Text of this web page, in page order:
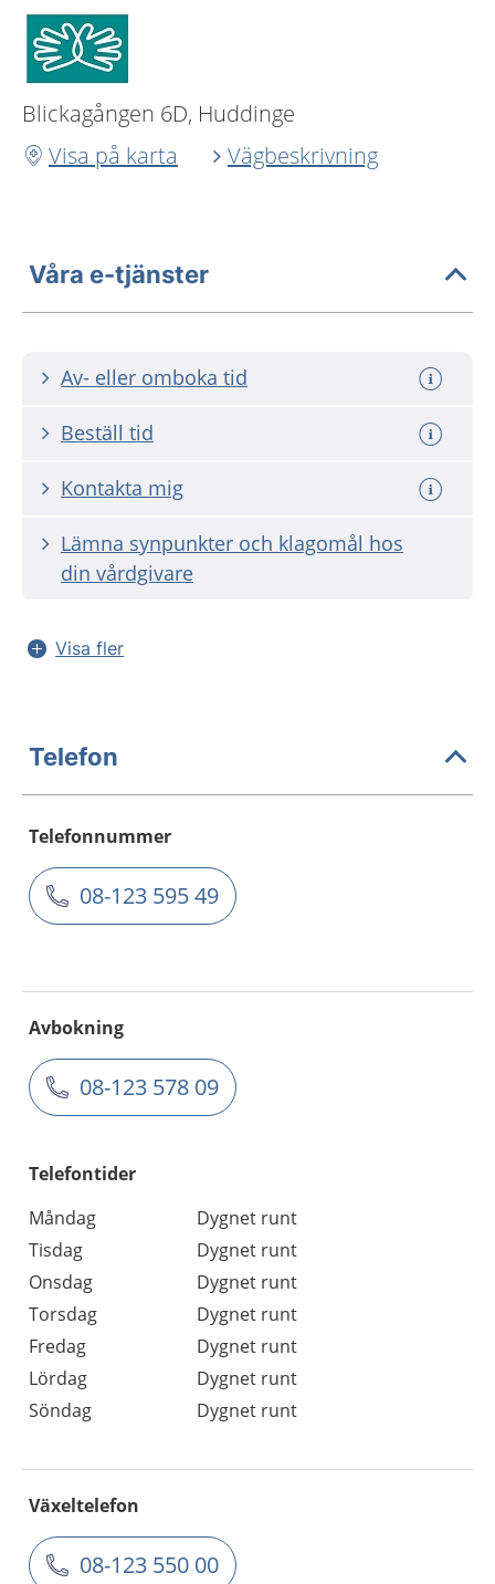
Blickagången 6D, Huddinge
Visa på karta
Vägbeskrivning
Våra e-tjänster
Av- eller omboka tid
Beställ tid
Kontakta mig
Lämna synpunkter och klagomål hos
din vårdgivare
Visa fler
Telefon
Telefonnummer
08-123 595 49
Avbokning
08-123 578 09
Telefontider
Måndag
Dygnet runt
Tisdag
Dygnet runt
Onsdag
Dygnet runt
Torsdag
Dygnet runt
Fredag
Dygnet runt
Lördag
Dygnet runt
Söndag
Dygnet runt
Växeltelefon
08-123 550 00